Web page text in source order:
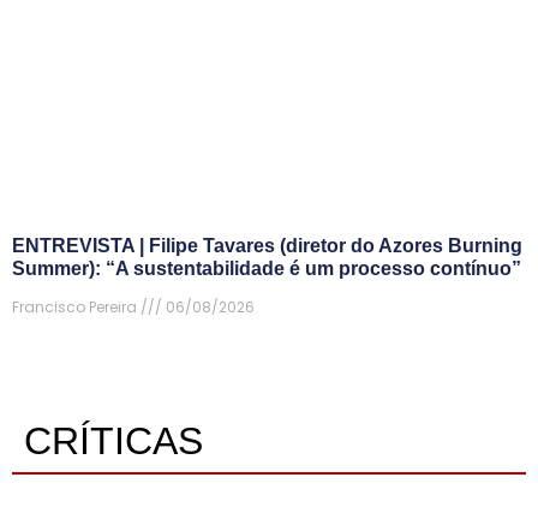
ENTREVISTA | Filipe Tavares (diretor do Azores Burning
Summer): “A sustentabilidade é um processo contínuo”
Francisco Pereira
06/08/2026
CRÍTICAS